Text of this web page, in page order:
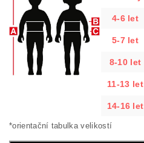
4-6 let
5-7 let
8-10 let
11-13 let
14-16 let
*orientační tabulka velikostí